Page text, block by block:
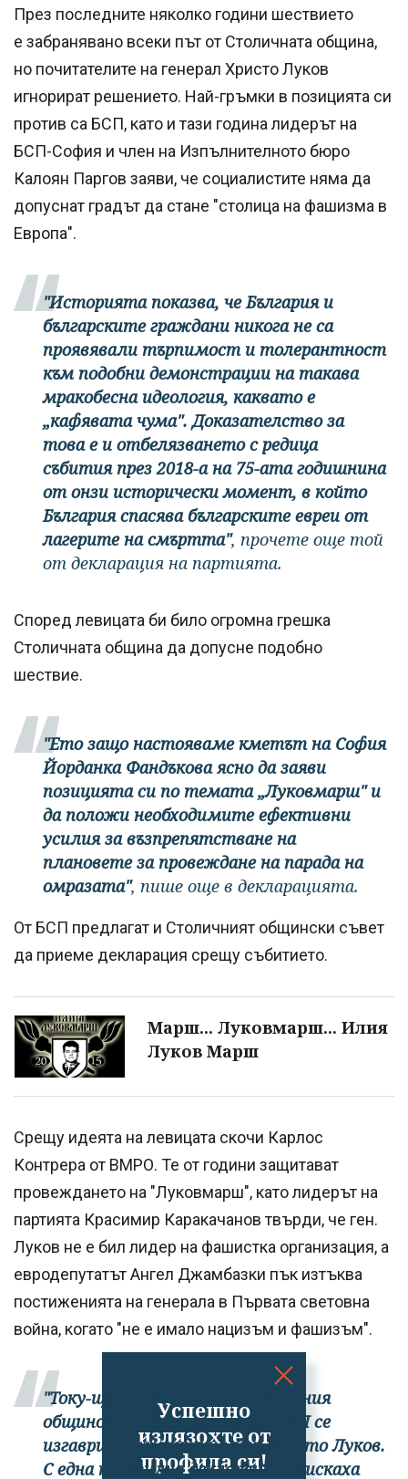
Успешно
излязохте от
профила си!
През последните няколко години шествието
е забранявано всеки път от Столичната община,
но почитателите на генерал Христо Луков
игнорират решението. Най-гръмки в позицията си
против са БСП, като и тази година лидерът на
БСП-София и член на Изпълнителното бюро
Калоян Паргов заяви, че социалистите няма да
допуснат градът да стане "столица на фашизма в
Европа".
"Историята показва, че България и
българските граждани никога не са
проявявали търпимост и толерантност
към подобни демонстрации на такава
мракобесна идеология, каквато е
„кафявата чума". Доказателство за
това е и отбелязването с редица
събития през 2018-а на 75-ата годишнина
от онзи исторически момент, в който
България спасява българските евреи от
лагерите на смъртта", прочете още той
от декларация на партията.
Според левицата би било огромна грешка
Столичната община да допусне подобно
шествие.
"Ето защо настояваме кметът на София
Йорданка Фандъкова ясно да заяви
позицията си по темата „Луковмарш" и
да положи необходимите ефективни
усилия за възпрепятстване на
плановете за провеждане на парада на
омразата", пише още в декларацията.
От БСП предлагат и Столичният общински съвет
да приеме декларация срещу събитието.
Марш... Луковмарш... Илия
Луков Марш
Срещу идеята на левицата скочи Карлос
Контрера от ВМРО. Те от години защитават
провеждането на "Луковмарш", като лидерът на
партията Красимир Каракачанов твърди, че ген.
Луков не е бил лидер на фашистка организация, а
евродепутатът Ангел Джамбазки пък изтъква
постиженията на генерала в Първата световна
война, когато "не е имало нацизъм и фашизъм".
"Току-що на сесията на Столичния
общински съвет групата на БСП се
изгаври с паметта на ген. Христо Луков.
С една пасквилна декларация поискаха